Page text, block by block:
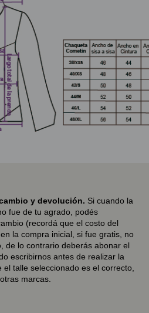
y devolución. Si cuando la
fue de tu agrado, podés
(recordá que el costo del
la compra inicial, si fue gratis, no
de lo contrario deberás abonar el
escribirnos antes de realizar la
talle seleccionado es el correcto,
marcas.